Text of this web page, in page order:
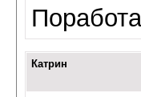
Катрин